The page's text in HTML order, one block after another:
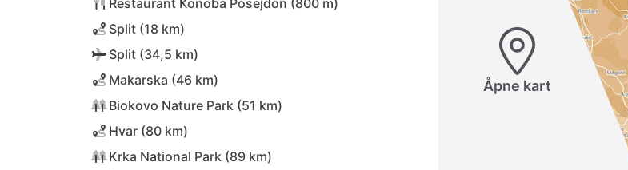
Restaurant Konoba Posejdon (800 m)
Split (18 km)
Split (34,5 km)
Makarska (46 km)
Biokovo Nature Park (51 km)
Hvar (80 km)
Krka National Park (89 km)
Åpne kart